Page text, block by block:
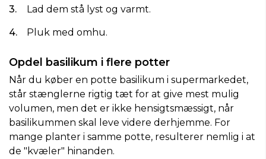
Lad dem stå lyst og varmt.
Pluk med omhu.
Opdel basilikum i flere potter
Når du køber en potte basilikum i supermarkedet,
står stænglerne rigtig tæt for at give mest mulig
volumen, men det er ikke hensigtsmæssigt, når
basilikummen skal leve videre derhjemme. For
mange planter i samme potte, resulterer nemlig i at
de "kvæler" hinanden.